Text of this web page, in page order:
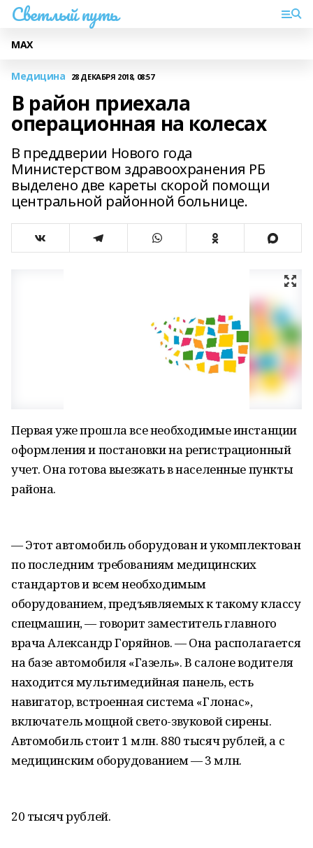
Светлый путь
МАХ
Медицина 28 ДЕКАБРЯ 2018, 08:57
В район приехала
операционная на колесах
В преддверии Нового года
Министерством здравоохранения РБ
выделено две кареты скорой помощи
центральной районной больнице.
Первая уже прошла все необходимые инстанции
оформления и постановки на регистрационный
учет. Она готова выезжать в населенные пункты
района.
— Этот автомобиль оборудован и укомплектован
по последним требованиям медицинских
стандартов и всем необходимым
оборудованием, предъявляемых к такому классу
спецмашин, — говорит заместитель главного
врача Александр Горяйнов. — Она располагается
на базе автомобиля «Газель». В салоне водителя
находится мультимедийная панель, есть
навигатор, встроенная система «Глонас»,
включатель мощной свето-звуковой сирены.
Автомобиль стоит 1 млн. 880 тысяч рублей, а с
медицинским оборудованием — 3 млн.
20 тысяч рублей.